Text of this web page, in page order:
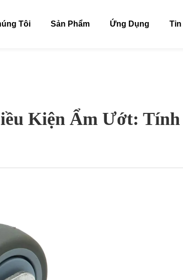
Tôi Sản Phẩm Ứng Dụng
Kiện Ẩm Ướt: